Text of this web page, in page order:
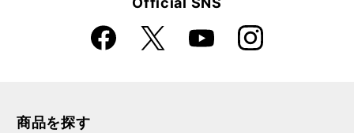
Faceboo
k
X YouTube Instagra
m
商品を探す